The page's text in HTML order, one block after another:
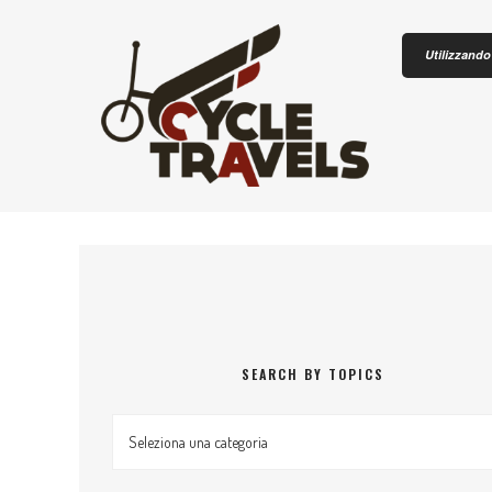
SEARCH BY TOPICS
Search by topics